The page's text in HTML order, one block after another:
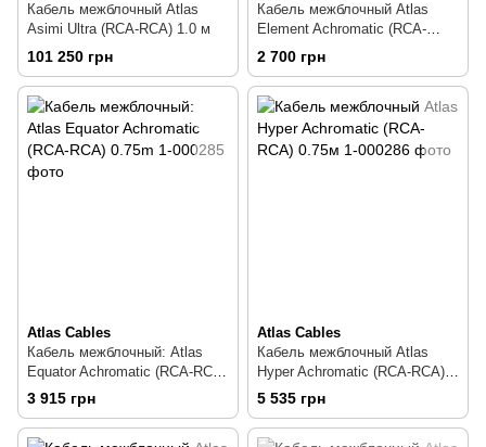
Кабель межблочный Atlas
Asimi Ultra (RCA-RCA) 1.0 м
101 250 грн
Кабель межблочный Atlas
Element Achromatic (RCA-
RCA) 0.75м
2 700 грн
Atlas Cables
Кабель межблочный: Atlas
Equator Achromatic (RCA-RCA)
0.75m
3 915 грн
Atlas Cables
Кабель межблочный Atlas
Hyper Achromatic (RCA-RCA)
0.75м
5 535 грн